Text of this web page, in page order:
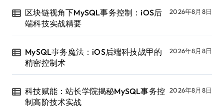
区块链视角下MySQL事务控制：iOS后
端科技实战精要
2026年8月8日
MySQL事务魔法：iOS后端科技战甲的
精密控制术
2026年8月8日
科技赋能：站长学院揭秘MySQL事务控
制高阶技术实战
2026年8月8日